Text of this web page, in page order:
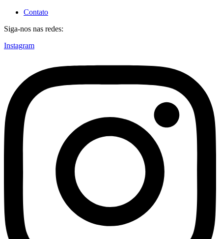
Contato
Siga-nos nas redes:
Instagram